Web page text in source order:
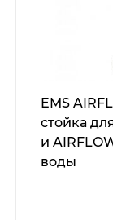
EMS
стойка
и
воды